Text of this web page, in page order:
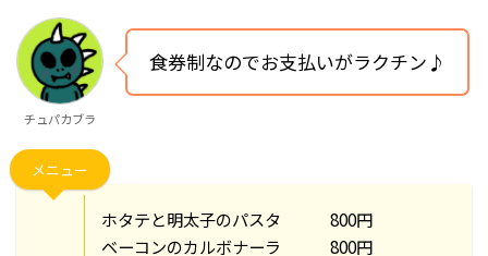
チュパカブラ
食券制なのでお支払いがラクチン♪
メニュー
ホタテと明太子のパスタ 800円
ベーコンのカルボナーラ 800円